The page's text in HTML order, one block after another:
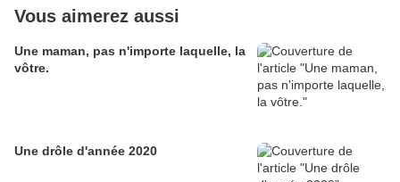
Vous aimerez aussi
Une maman, pas n'importe laquelle, la
vôtre.
Une drôle d'année 2020